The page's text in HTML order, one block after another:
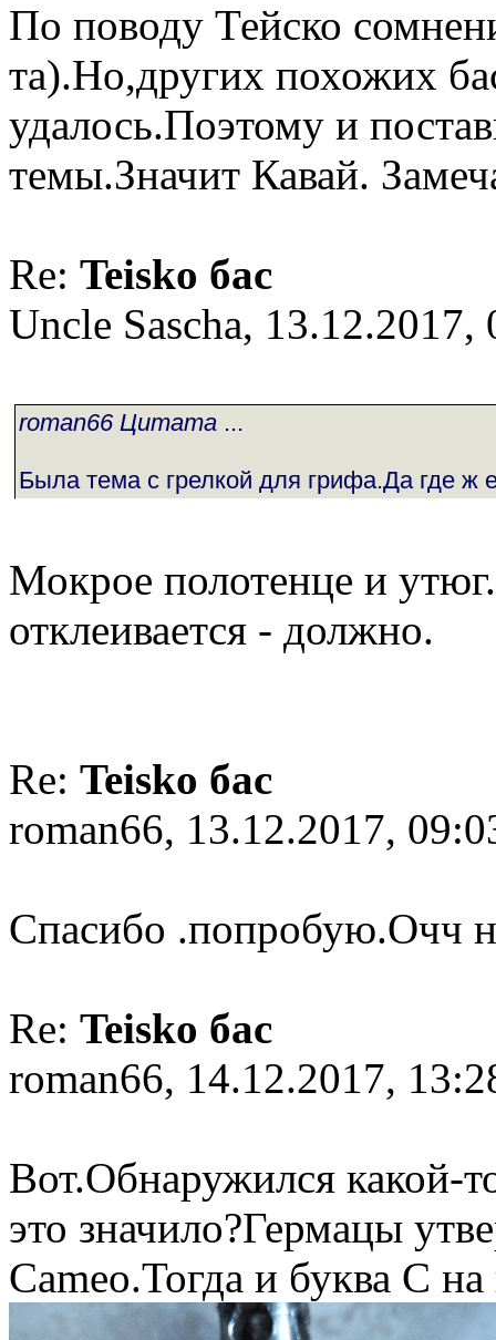
По поводу Тейско
та).Но,других похожих
удалось.Поэтому и
темы.Значит Кавай.
Re: Teisko бас
Uncle Sascha, 13.12.2017,
roman66 Цитата ...
Была тема с грелкой для грифа.Да где ж
Мокрое полотенце и
отклеивается - должно.
Re: Teisko бас
roman66, 13.12.2017,
Спасибо .попробую.Очч
Re: Teisko бас
roman66, 14.12.2017,
Вот.Обнаружился какой-
это значило?Гермацы
Cameo.Тогда и буква С